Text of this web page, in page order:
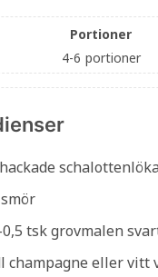
Portioner
4-6 portioner
0,5 tsk grovmalen
champagne eller vitt